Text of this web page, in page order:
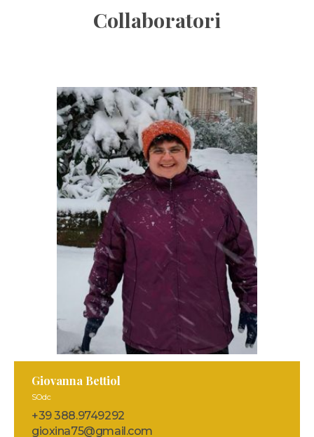
Collaboratori
Giovanna Bettiol
SOdc
+39 388.9749292
gioxina75@gmail.com